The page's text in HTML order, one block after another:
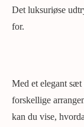
Det luksuriøse
for.
Med et elegant
forskellige
kan du vise,